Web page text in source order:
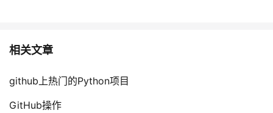
相关文章
github上热门的Python项目
GitHub操作